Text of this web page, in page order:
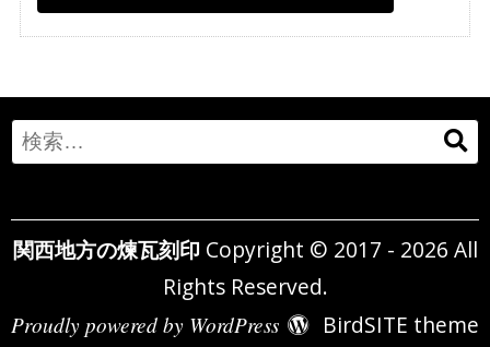
Search
for:
関西地方の煉瓦刻印 Copyright © 2017 - 2026 All
Rights Reserved.
Proudly powered by WordPress BirdSITE theme